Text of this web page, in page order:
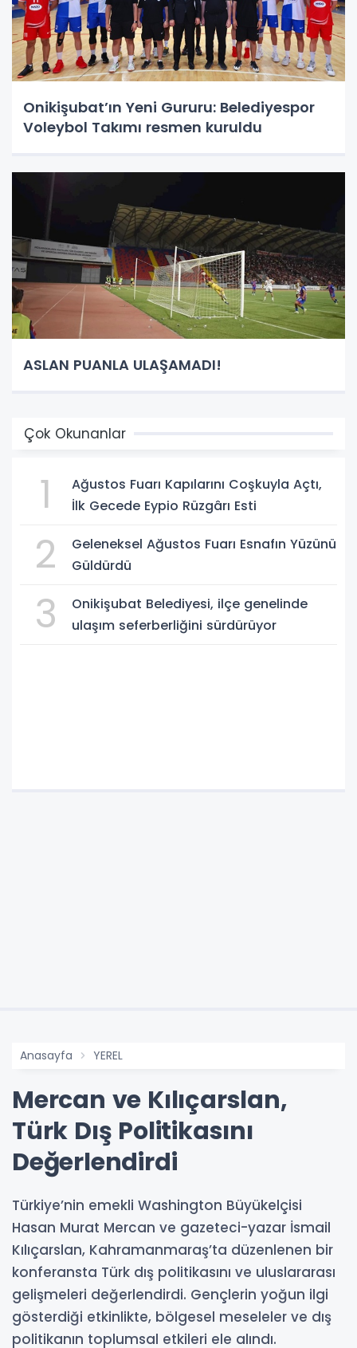
Onikişubat’ın Yeni Gururu: Belediyespor
Voleybol Takımı resmen kuruldu
ASLAN PUANLA ULAŞAMADI!
Çok Okunanlar
1
Ağustos Fuarı Kapılarını Coşkuyla Açtı,
İlk Gecede Eypio Rüzgârı Esti
2
Geleneksel Ağustos Fuarı Esnafın Yüzünü
Güldürdü
3
Onikişubat Belediyesi, ilçe genelinde
ulaşım seferberliğini sürdürüyor
Anasayfa YEREL
Mercan ve Kılıçarslan,
Türk Dış Politikasını
Değerlendirdi
Türkiye’nin emekli Washington Büyükelçisi
Hasan Murat Mercan ve gazeteci-yazar İsmail
Kılıçarslan, Kahramanmaraş’ta düzenlenen bir
konferansta Türk dış politikasını ve uluslararası
gelişmeleri değerlendirdi. Gençlerin yoğun ilgi
gösterdiği etkinlikte, bölgesel meseleler ve dış
politikanın toplumsal etkileri ele alındı.